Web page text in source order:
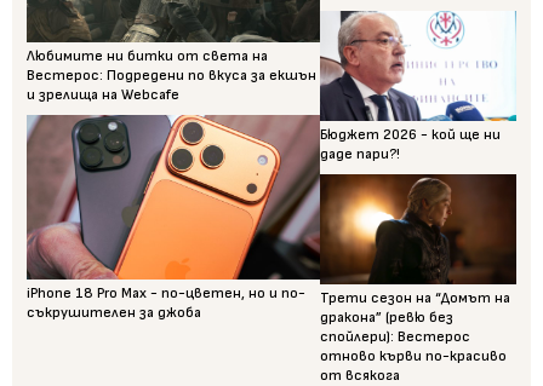
Любимите ни битки от света на
Вестерос: Подредени по вкуса за екшън
и зрелища на Webcafe
iPhone 18 Pro Max - по-цветен, но и по-
съкрушителен за джоба
Бюджет 2026 - кой ще ни
даде пари?!
Трети сезон на “Домът на
дракона” (ревю без
спойлери): Вестерос
отново кърви по-красиво
от всякога